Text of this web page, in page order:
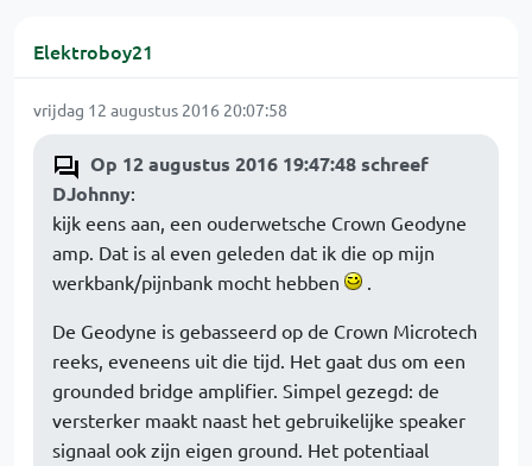
Elektroboy21
vrijdag 12 augustus 2016 20:07:58
Op 12 augustus 2016 19:47:48 schreef
DJohnny:
kijk eens aan, een ouderwetsche Crown Geodyne
amp. Dat is al even geleden dat ik die op mijn
werkbank/pijnbank mocht hebben
.
De Geodyne is gebasseerd op de Crown Microtech
reeks, eveneens uit die tijd. Het gaat dus om een
grounded bridge amplifier. Simpel gezegd: de
versterker maakt naast het gebruikelijke speaker
signaal ook zijn eigen ground. Het potentiaal